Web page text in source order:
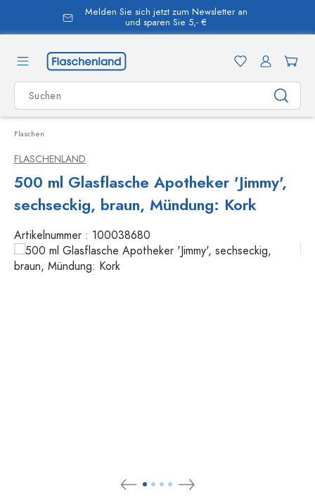
springen
Melden Sie sich jetzt zum Newsletter an
und sparen Sie 5,- €
Flaschen
FLASCHENLAND
500 ml Glasflasche Apotheker 'Jimmy',
sechseckig, braun, Mündung: Kork
Artikelnummer : 100038680